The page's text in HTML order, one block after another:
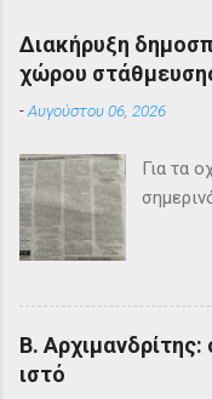
Διακήρυξη
χώρου
-Αυγούστου 06, 2026
Για τα
Β.
ιστό